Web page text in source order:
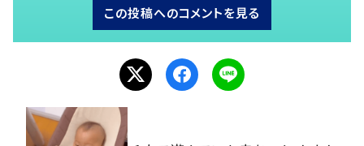
この投稿へのコメントを見る